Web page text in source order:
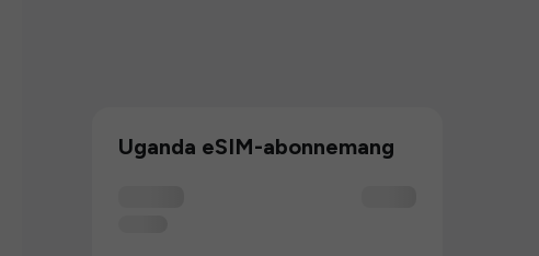
Uganda eSIM-abonnemang